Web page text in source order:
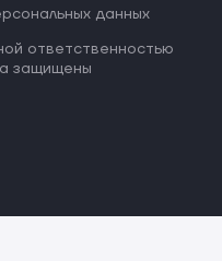
данных
ответственностью
защищены